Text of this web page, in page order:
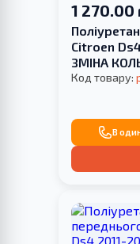
1 270.00
Citroen
ЗМІНА
Код товару:
В